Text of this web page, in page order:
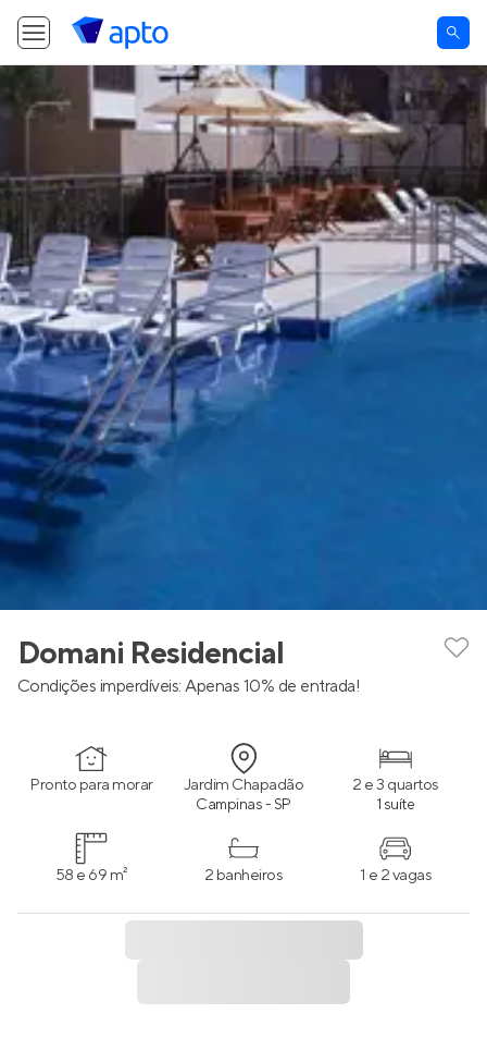
Domani Residencial
Condições imperdíveis: Apenas 10% de entrada!
Pronto para morar Jardim Chapadão
Campinas - SP
2 e 3 quartos
1 suíte
58 e 69 m² 2 banheiros 1 e 2 vagas